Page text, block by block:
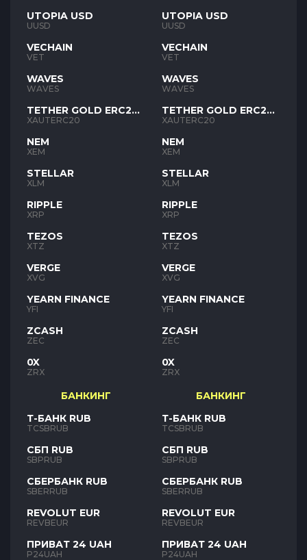
UTOPIA USD
UUSD
VECHAIN
VET
WAVES
WAVES
TETHER GOLD ERC20
XAUT
XAUTERC20
NEM
XEM
STELLAR
XLM
RIPPLE
XRP
TEZOS
XTZ
VERGE
XVG
YEARN FINANCE
YFI
ZCASH
ZEC
0X
ZRX
БАНКИНГ
Т-БАНК RUB
TCSBRUB
СБП RUB
SBPRUB
СБЕРБАНК RUB
SBERRUB
REVOLUT EUR
REVBEUR
ПРИВАТ 24 UAH
P24UAH
UTOPIA USD
UUSD
VECHAIN
VET
WAVES
WAVES
TETHER GOLD ERC20
XAUT
XAUTERC20
NEM
XEM
STELLAR
XLM
RIPPLE
XRP
TEZOS
XTZ
VERGE
XVG
YEARN FINANCE
YFI
ZCASH
ZEC
0X
ZRX
БАНКИНГ
Т-БАНК RUB
TCSBRUB
СБП RUB
SBPRUB
СБЕРБАНК RUB
SBERRUB
REVOLUT EUR
REVBEUR
ПРИВАТ 24 UAH
P24UAH